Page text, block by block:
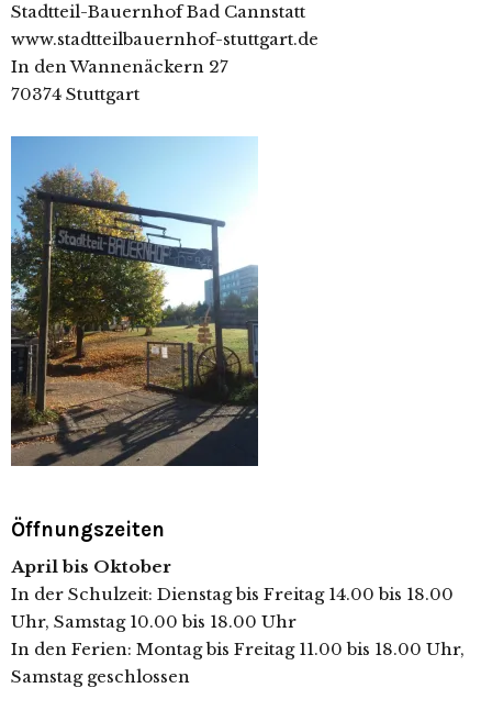
Stadtteil-Bauernhof Bad Cannstatt
www.stadtteilbauernhof-stuttgart.de
In den Wannenäckern 27
70374 Stuttgart
Öffnungszeiten
April bis Oktober
In der Schulzeit: Dienstag bis Freitag 14.00 bis 18.00
Uhr, Samstag 10.00 bis 18.00 Uhr
In den Ferien: Montag bis Freitag 11.00 bis 18.00 Uhr,
Samstag geschlossen